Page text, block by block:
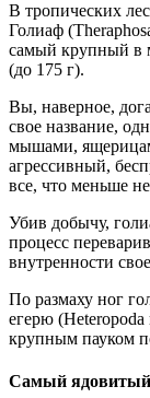
В тропических
Голиаф
самый крупный в
(до 175 г).
Вы, наверное,
свое название,
мышами,
агрессивный,
все, что меньше
Убив добычу,
процесс
внутренности
По размаху ног
егерю
крупным пауком
Самый ядовитый